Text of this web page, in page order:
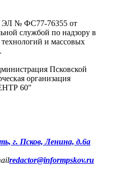
ЭЛ № ФС77-76355 от
службой по надзору в
и массовых
Псковской
организация
60"
г. Псков, Ленина, д.6а
redactor@informpskov.ru